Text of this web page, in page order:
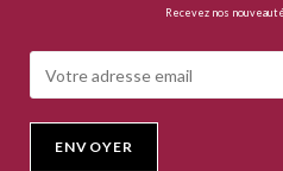
Recevez nos